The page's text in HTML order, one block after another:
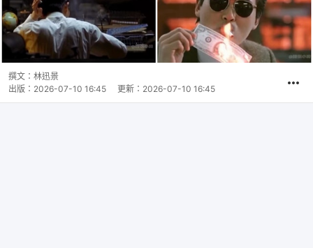
撰文： 林迅景
出版： 2026-07-10 16:45 更新： 2026-07-10 16:45